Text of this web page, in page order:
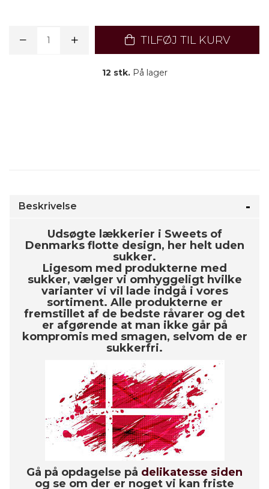
TILFØJ TIL KURV
12 stk.På lager
Beskrivelse
Udsøgte lækkerier i Sweets of
Denmarks flotte design, her helt uden
sukker.
Ligesom med produkterne med
sukker, vælger vi omhyggeligt hvilke
varianter vi vil lade indgå i vores
sortiment. Alle produkterne er
fremstillet af de bedste råvarer og det
er afgørende at man ikke går på
kompromis med smagen, selvom de er
sukkerfri.
Gå på opdagelse på delikatesse siden
og se om der er noget vi kan friste